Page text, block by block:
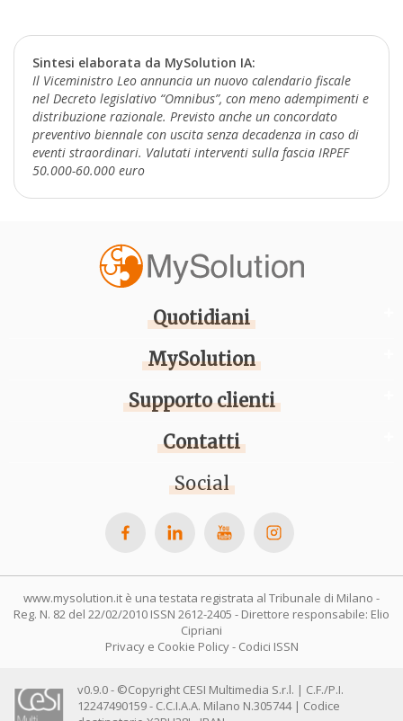
Sintesi elaborata da MySolution IA:
Il Viceministro Leo annuncia un nuovo calendario fiscale
nel Decreto legislativo “Omnibus”, con meno adempimenti e
distribuzione razionale. Previsto anche un concordato
preventivo biennale con uscita senza decadenza in caso di
eventi straordinari. Valutati interventi sulla fascia IRPEF
50.000-60.000 euro
Quotidiani
MySolution
Supporto clienti
Contatti
Social
www.mysolution.it è una testata registrata al Tribunale di Milano -
Reg. N. 82 del 22/02/2010 ISSN 2612-2405 - Direttore responsabile: Elio
Cipriani
Privacy e Cookie Policy- Codici ISSN
v0.9.0 - ©Copyright CESI Multimedia S.r.l. | C.F./P.I.
12247490159 - C.C.I.A.A. Milano N.305744 | Codice